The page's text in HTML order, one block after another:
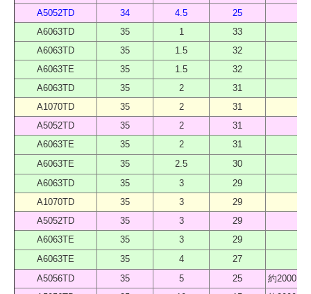
A5052TD
34 4.5 25
A6063TD
35 1 33
A6063TD
35 1.5 32
A6063TE
35 1.5 32
A6063TD
35 2 31
A1070TD
35 2 31
A5052TD
35 2 31
A6063TE
35 2 31
A6063TE
35 2.5 30
A6063TD
35 3 29
A1070TD
35 3 29
A5052TD
35 3 29
A6063TE
35 3 29
A6063TE
35 4 27
A5056TD
35 5 25
約2000 （